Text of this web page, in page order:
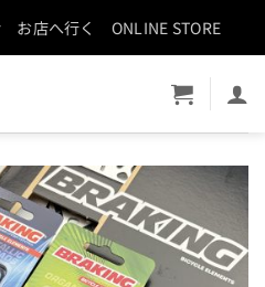
お店へ行く ONLINE STORE